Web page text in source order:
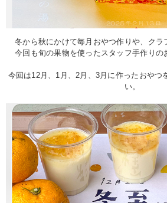
冬から秋にかけて毎月おやつ作りや、クラ
今回も旬の果物を使ったスタッフ手作りの
今回は12月、1月、2月、3月に作ったおやつ
い。